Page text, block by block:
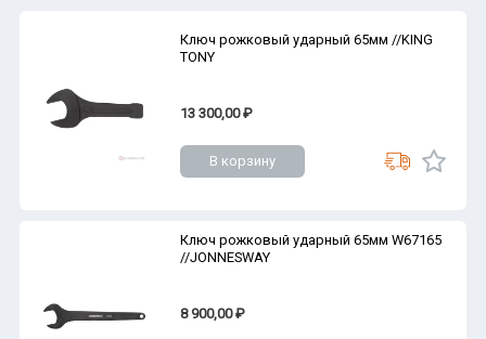
Ключ рожковый ударный 65мм //KING
TONY
13 300,00 ₽
В корзину
Ключ рожковый ударный 65мм W67165
//JONNESWAY
8 900,00 ₽